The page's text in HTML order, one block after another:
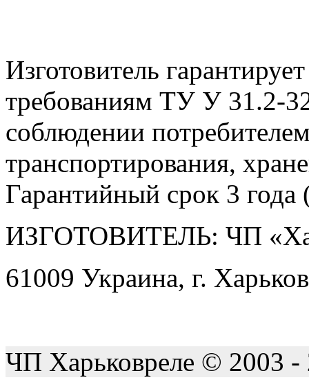
Изготовитель
требованиям ТУ У 31.2-
соблюдении
транспортирования,
Гарантийный срок 3 года
ИЗГОТОВИТЕЛЬ: ЧП
61009 Украина, г.
ЧП Харьковреле © 2003 -